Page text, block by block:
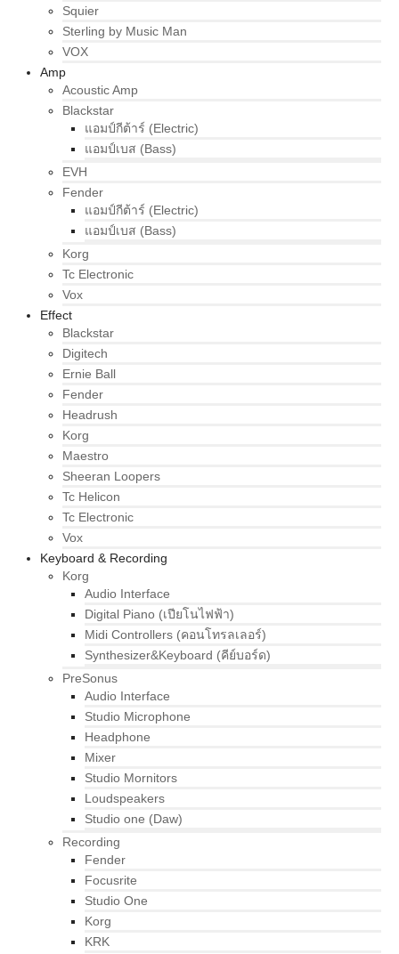
Squier
Sterling by Music Man
VOX
Amp
Acoustic Amp
Blackstar
แอมป์กีต้าร์ (Electric)
แอมป์เบส (Bass)
EVH
Fender
แอมป์กีต้าร์ (Electric)
แอมป์เบส (Bass)
Korg
Tc Electronic
Vox
Effect
Blackstar
Digitech
Ernie Ball
Fender
Headrush
Korg
Maestro
Sheeran Loopers
Tc Helicon
Tc Electronic
Vox
Keyboard & Recording
Korg
Audio Interface
Digital Piano (เปียโนไฟฟ้า)
Midi Controllers (คอนโทรลเลอร์)
Synthesizer&Keyboard (คีย์บอร์ด)
PreSonus
Audio Interface
Studio Microphone
Headphone
Mixer
Studio Mornitors
Loudspeakers
Studio one (Daw)
Recording
Fender
Focusrite
Studio One
Korg
KRK